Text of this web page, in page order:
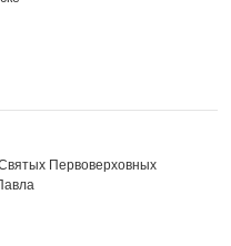
Первоверховных